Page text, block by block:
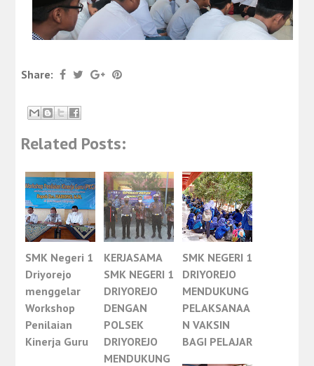
Share:
Related Posts:
SMK Negeri 1
Driyorejo
menggelar
Workshop
Penilaian
Kinerja Guru
KERJASAMA
SMK NEGERI 1
DRIYOREJO
DENGAN
POLSEK
DRIYOREJO
MENDUKUNG
SMK NEGERI 1
DRIYOREJO
MENDUKUNG
PELAKSANAA
N VAKSIN
BAGI PELAJAR